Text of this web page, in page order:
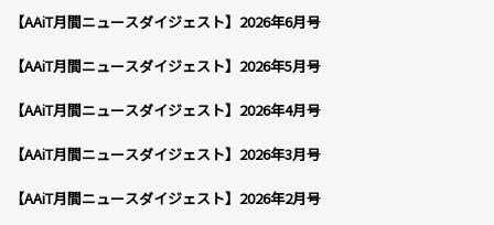
【AAiT月間ニュースダイジェスト】2026年6月号
【AAiT月間ニュースダイジェスト】2026年5月号
【AAiT月間ニュースダイジェスト】2026年4月号
【AAiT月間ニュースダイジェスト】2026年3月号
【AAiT月間ニュースダイジェスト】2026年2月号